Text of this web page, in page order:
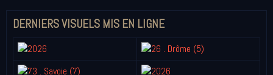
DERNIERS VISUELS MIS EN LIGNE